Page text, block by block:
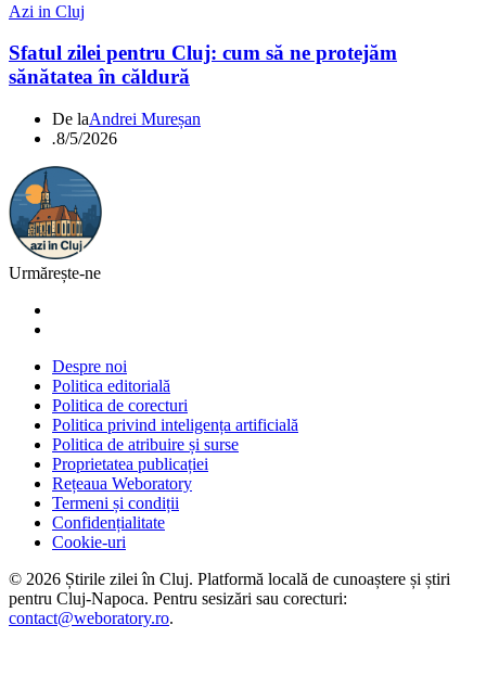
Azi in Cluj
Sfatul zilei pentru Cluj: cum să ne protejăm
sănătatea în căldură
De laAndrei Mureșan
.8/5/2026
Urmărește-ne
Despre noi
Politica editorială
Politica de corecturi
Politica privind inteligența artificială
Politica de atribuire și surse
Proprietatea publicației
Rețeaua Weboratory
Termeni și condiții
Confidențialitate
Cookie-uri
© 2026 Știrile zilei în Cluj. Platformă locală de cunoaștere și știri
pentru Cluj-Napoca. Pentru sesizări sau corecturi:
contact@weboratory.ro.